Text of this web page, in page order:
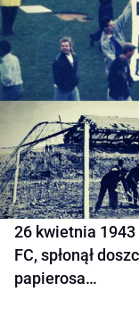
26 kwietnia 1943
FC, spłonął
papierosa…